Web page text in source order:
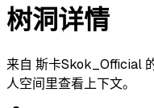
树洞详情
来自 斯卡Skok_Official
人空间里查看上下文。